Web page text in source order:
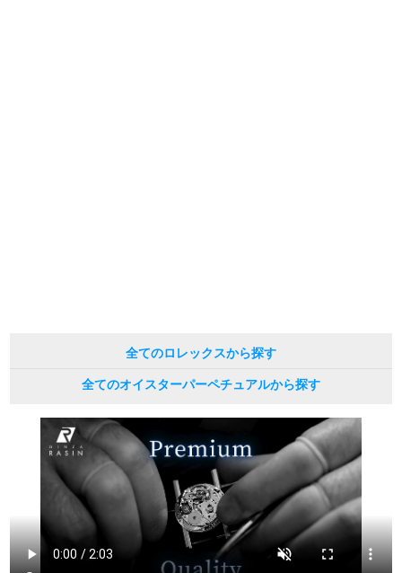
For Overseas Customers
English 简体中文
繁體中文 한국어
ภาษาไทย
全てのロレックスから探す
全てのオイスターパーペチュアルから探す